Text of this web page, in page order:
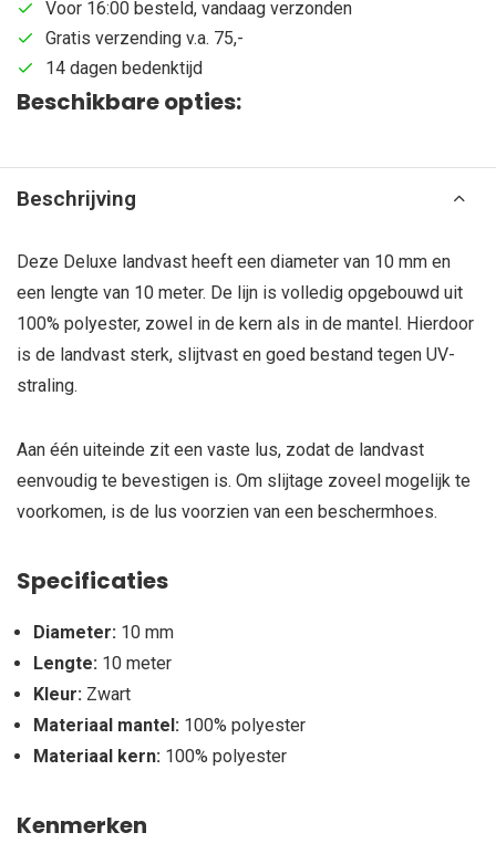
Voor 16:00 besteld, vandaag verzonden
Gratis verzending v.a. 75,-
14 dagen bedenktijd
Beschikbare opties:
Beschrijving
Deze Deluxe landvast heeft een diameter van 10 mm en
een lengte van 10 meter. De lijn is volledig opgebouwd uit
100% polyester, zowel in de kern als in de mantel. Hierdoor
is de landvast sterk, slijtvast en goed bestand tegen UV-
straling.
Aan één uiteinde zit een vaste lus, zodat de landvast
eenvoudig te bevestigen is. Om slijtage zoveel mogelijk te
voorkomen, is de lus voorzien van een beschermhoes.
Specificaties
Diameter: 10 mm
Lengte: 10 meter
Kleur: Zwart
Materiaal mantel: 100% polyester
Materiaal kern: 100% polyester
Kenmerken